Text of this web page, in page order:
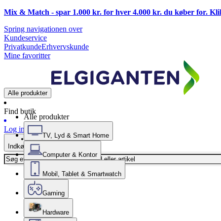
Mix & Match - spar 1.000 kr. for hver 4.000 kr. du køber for.
Spring navigationen over
Kundeservice
PrivatkundeErhvervskunde
Mine favoritter
Alle produkter
Find butik
Log ind
Indkøbskurv
Alle produkter
TV, Lyd & Smart Home
Computer & Kontor
Mobil, Tablet & Smartwatch
Gaming
Hardware